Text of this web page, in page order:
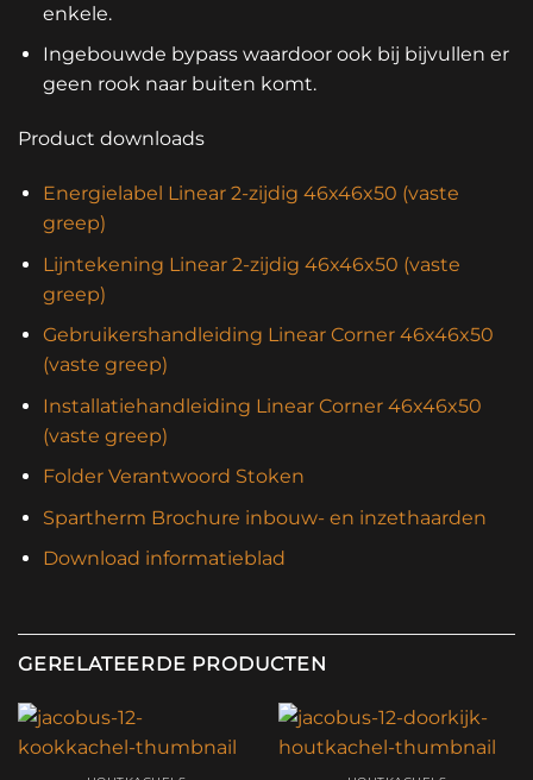
enkele.
Ingebouwde bypass waardoor ook bij bijvullen er
geen rook naar buiten komt.
Product downloads
Energielabel Linear 2-zijdig 46x46x50 (vaste
greep)
Lijntekening Linear 2-zijdig 46x46x50 (vaste
greep)
Gebruikershandleiding Linear Corner 46x46x50
(vaste greep)
Installatiehandleiding Linear Corner 46x46x50
(vaste greep)
Folder Verantwoord Stoken
Spartherm Brochure inbouw- en inzethaarden
Download informatieblad
GERELATEERDE PRODUCTEN